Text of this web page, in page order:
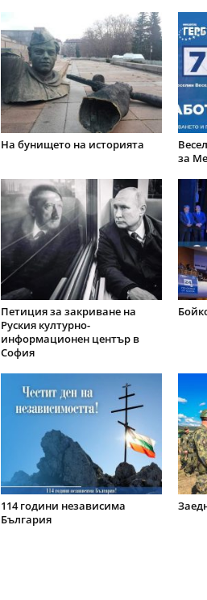
На бунището на историята
за
Петиция за закриване на
Руския културно-
информационен център в
София
114 години независима
България